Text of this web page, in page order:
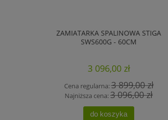
ZAMIATARKA SPALINOWA STIGA
SWS600G - 60CM
3 096,00 zł
Cena regularna:3 899,00 zł
Najniższa cena:3 096,00 zł
do koszyka